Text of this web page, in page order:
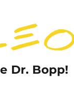
Dr. Bopp!